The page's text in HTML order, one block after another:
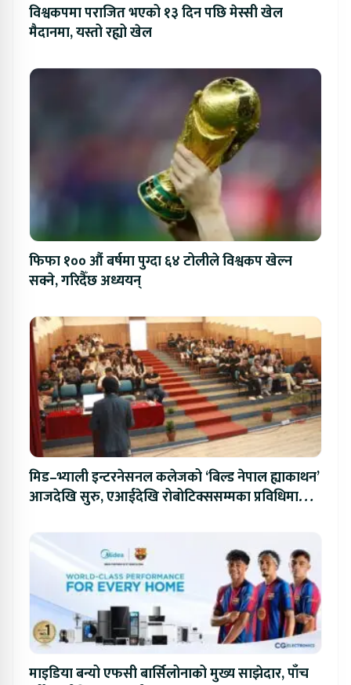
विश्वकपमा पराजित भएको १३ दिन पछि मेस्सी खेल
मैदानमा, यस्तो रह्यो खेल
फिफा १०० औं बर्षमा पुग्दा ६४ टोलीले विश्वकप खेल्न
सक्ने, गरिदैँछ अध्ययन्
मिड–भ्याली इन्टरनेसनल कलेजको ‘बिल्ड नेपाल ह्याकाथन’
आजदेखि सुरु, एआईदेखि रोबोटिक्ससम्मका प्रविधिमा
माइडिया बन्यो एफसी बार्सिलोनाको मुख्य साझेदार, पाँच